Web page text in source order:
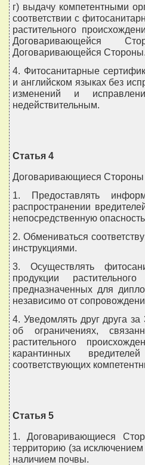
г) выдачу компетентными
соответствии с
растительного
Договаривающейся
Договаривающейся
4. Фитосанитарные
и английском языках без
изменений и
недействительным.
Статья 4
Договаривающиеся Стороны
1. Предоставлять
распространении
непосредственную
2. Обмениваться
инструкциями.
3. Осуществлять
продукции
предназначенных для
независимо от
4. Уведомлять друг друга
об ограничениях,
растительного
карантинных
соответствующих
Статья 5
1. Договаривающиеся
территорию (за
наличием почвы.